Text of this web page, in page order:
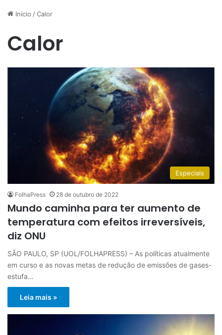
Início /Calor
Calor
Especiais
FolhaPress 28 de outubro de 2022
Mundo caminha para ter aumento de
temperatura com efeitos irreversíveis,
diz ONU
SÃO PAULO, SP (UOL/FOLHAPRESS) – As políticas atualmente
em curso e as novas metas de redução de emissões de gases-
estufa…
Leia mais »